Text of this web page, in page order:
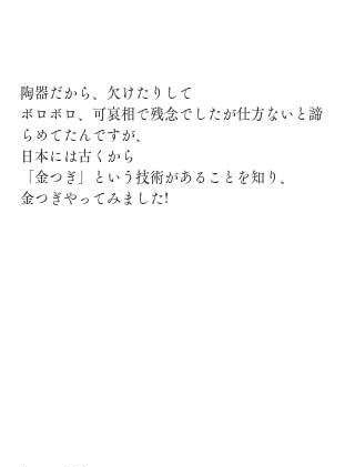
陶器だから、欠けたりして
ボロボロ、可哀相で残念でしたが仕方ないと諦
らめてたんですが、
日本には古くから
「金つぎ」という技術があることを知り、
金つぎやってみました!